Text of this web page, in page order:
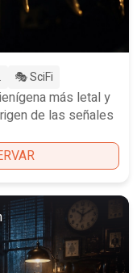
🎭 SciFi
más letal y
de las señales